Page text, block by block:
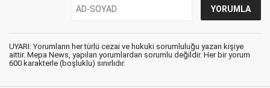
UYARI: Yorumların her türlü cezai ve hukuki sorumluluğu yazan kişiye
aittir. Mepa News, yapılan yorumlardan sorumlu değildir. Her bir yorum
600 karakterle (boşluklu) sınırlıdır.